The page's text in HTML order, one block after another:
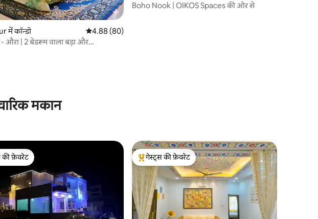
में कॉन्डो औसत रेटिंग 5 में से 4.88, 80 समीक्षाएँ
4.88 (80)
- औरा | 2 बेडरूम वाला बड़ा और
Boho Nook | OIKOS Spaces की ओर से
मकान
की फ़ेवरेट
की फ़ेवरेट
गेस्ट्स का टॉप फ़ेवरेट
गेस्ट्स की फ़ेवरेट